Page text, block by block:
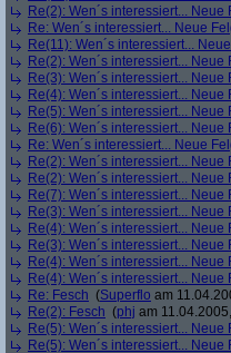
Re(2): Wen´s interessiert... Neue
Re: Wen´s interessiert... Neue
Re(11): Wen´s interessiert...
Re(2): Wen´s interessiert... Neue
Re(3): Wen´s interessiert... Neue
Re(4): Wen´s interessiert... Neue
Re(5): Wen´s interessiert... Neue
Re(6): Wen´s interessiert... Neue
Re: Wen´s interessiert... Neue
Re(2): Wen´s interessiert... Neue
Re(2): Wen´s interessiert... Neue
Re(7): Wen´s interessiert... Neue
Re(3): Wen´s interessiert... Neue
Re(4): Wen´s interessiert... Neue
Re(3): Wen´s interessiert... Neue
Re(4): Wen´s interessiert... Neue
Re(4): Wen´s interessiert... Neue
Re: Fesch (Superflo am
Re(2): Fesch (phj am
Re(5): Wen´s interessiert... Neue
Re(5): Wen´s interessiert... Neue